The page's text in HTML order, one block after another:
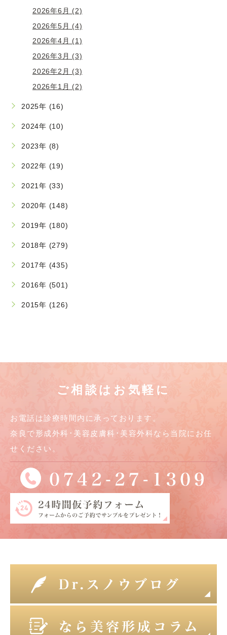
2026年6月 (2)
2026年5月 (4)
2026年4月 (1)
2026年3月 (3)
2026年2月 (3)
2026年1月 (2)
2025年 (16)
2024年 (10)
2023年 (8)
2022年 (19)
2021年 (33)
2020年 (148)
2019年 (180)
2018年 (279)
2017年 (435)
2016年 (501)
2015年 (126)
ご相談はお気軽に
お電話は診療時間内に承っております。
奈良で形成外科･美容皮膚科･美容外科なら当院にお任
せください。